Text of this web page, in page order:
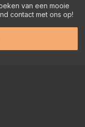
van een mooie
contact met ons op!